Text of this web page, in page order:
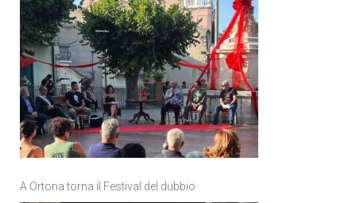
A Ortona torna il Festival del dubbio